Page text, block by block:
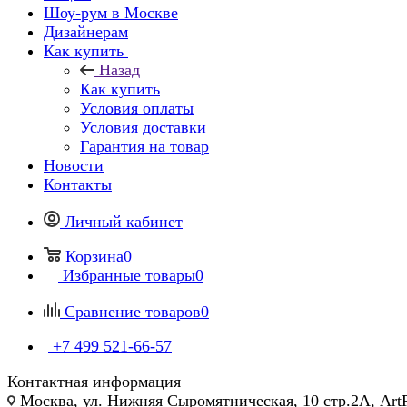
Шоу-рум в Москве
Дизайнерам
Как купить
Назад
Как купить
Условия оплаты
Условия доставки
Гарантия на товар
Новости
Контакты
Личный кабинет
Корзина0
Избранные товары0
Сравнение товаров0
+7 499 521-66-57
Контактная информация
Москва, ул. Нижняя Сыромятническая, 10 стр.2А,